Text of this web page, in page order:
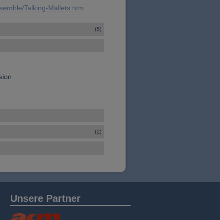
Talking-Mallets.htm
(5)
(2)
Unsere Partner